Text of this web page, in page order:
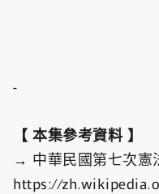
-
【 本集參考資料 】
→ 中華民國第七次憲
https://